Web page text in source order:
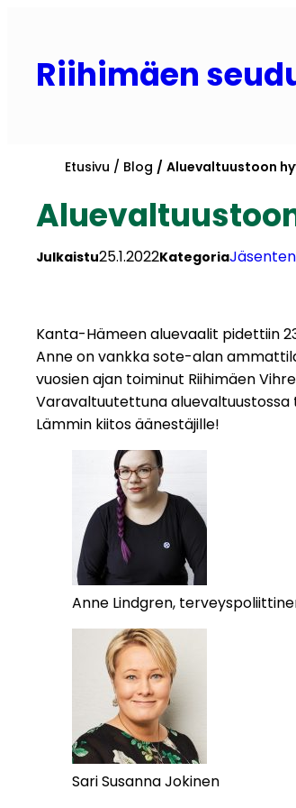
Riihimäen
Etusivu Blog Aluevaltuustoon
Julkaistu25.1.2022Kategoria
Kanta-Hämeen aluevaalit pidettiin
Anne on vankka sote-alan
vuosien ajan toiminut Riihimäen
Varavaltuutettuna aluevaltuustossa
Lämmin kiitos äänestäjille!
Anne Lindgren,
Sari Susanna Jokinen